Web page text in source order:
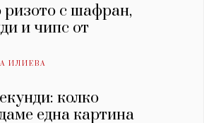
с шафран,
и чипс от
ИЛИЕВА
колко
една картина